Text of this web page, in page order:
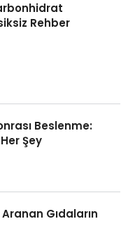
Rehber
Beslenme:
Şey
Gıdaların